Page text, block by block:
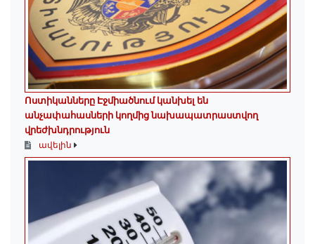
Ոստիկանները Էջմիածնում կանխել են
անչափահասների կողմից նախապատրաստվող
վրեժխնդրություն
ավելին